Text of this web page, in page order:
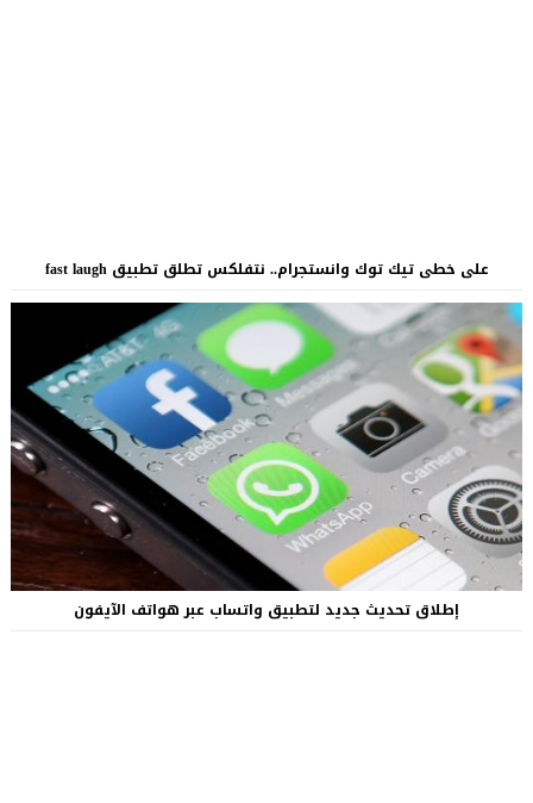
على خطى تيك توك وانستجرام.. نتفلكس تطلق تطبيق fast laugh
إطلاق تحديث جديد لتطبيق واتساب عبر هواتف الآيفون